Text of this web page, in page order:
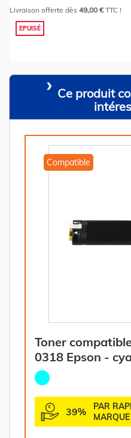
Livraison offerte dès 49,00 €TTC !
EPUISÉ
Ce produit
Compatible
Toner
0318 Epson -
39%
PAR
MARQUE